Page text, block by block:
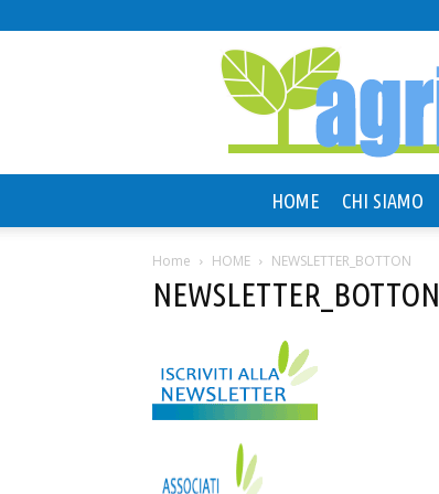
HOME CHI SIAMO
Home HOME NEWSLETTER_BOTTON
NEWSLETTER_BOTTON